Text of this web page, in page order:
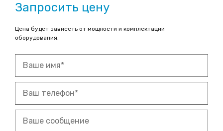
Запросить цену
Цена будет зависеть от мощности и комплектации
оборудования.